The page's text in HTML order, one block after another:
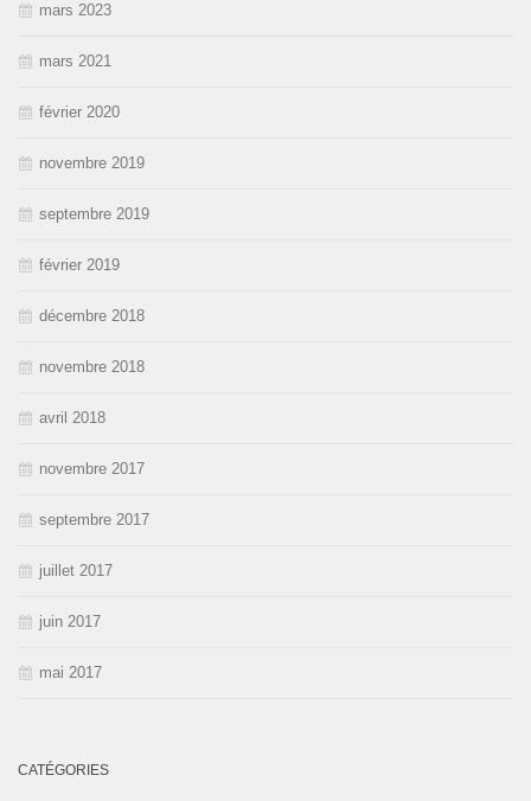
mars 2023
mars 2021
février 2020
novembre 2019
septembre 2019
février 2019
décembre 2018
novembre 2018
avril 2018
novembre 2017
septembre 2017
juillet 2017
juin 2017
mai 2017
CATÉGORIES